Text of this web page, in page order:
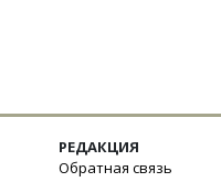
РЕДАКЦИЯ
Обратная связь